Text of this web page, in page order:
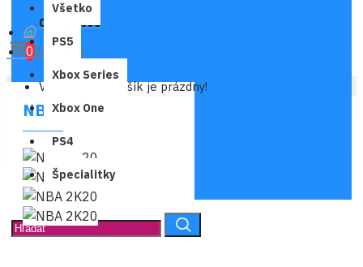
0 ks - 0,00€
0
Váš nákupný košík je prázdny!
Všetko
PS5
Xbox Series
Xbox One
PS4
Špecialitky
NBA 2K20
NBA 2K20